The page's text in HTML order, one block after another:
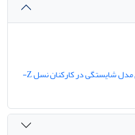
تدوین و اولویت بندی شاخص های مدل شایستگی در کارکنان نسل Z-